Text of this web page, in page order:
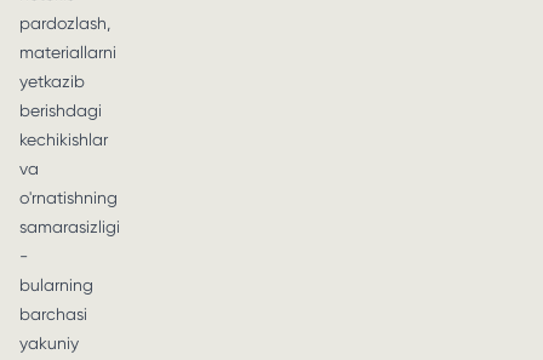
pardozlash,
materiallarni
yetkazib
berishdagi
kechikishlar
va
o'rnatishning
samarasizligi
-
bularning
barchasi
yakuniy